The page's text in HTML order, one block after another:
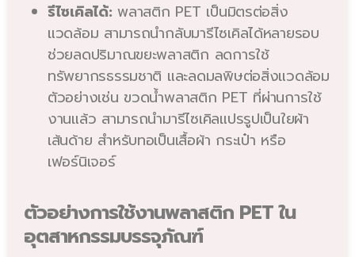
รีไซเคิลได้: พลาสติก PET เป็นมิตรต่อสิ่ง
แวดล้อม สามารถนำกลับมารีไซเคิลได้หลายรอบ
ช่วยลดปริมาณขยะพลาสติก ลดการใช้
ทรัพยากรธรรมชาติ และลดมลพิษต่อสิ่งแวดล้อม
ตัวอย่างเช่น ขวดน้ำพลาสติก PET ที่ผ่านการใช้
งานแล้ว สามารถนำมารีไซเคิลแปรรูปเป็นใยผ้า
เส้นด้าย สำหรับทอเป็นเสื้อผ้า กระเป๋า หรือ
เฟอร์นิเจอร์
ตัวอย่างการใช้งานพลาสติก PET ใน
อุตสาหกรรมบรรจุภัณฑ์